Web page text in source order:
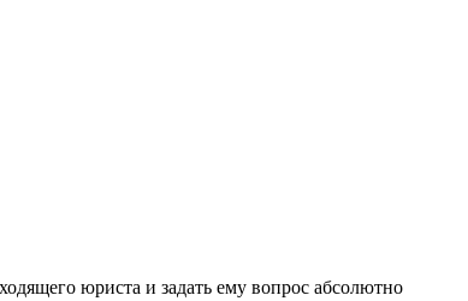
юриста и задать ему вопрос абсолютно